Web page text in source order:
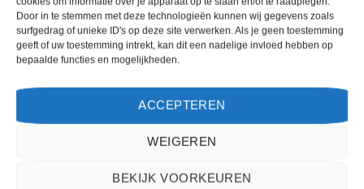
Door in te stemmen met deze technologieën kunnen wij gegevens zoals
surfgedrag of unieke ID's op deze site verwerken. Als je geen toestemming
geeft of uw toestemming intrekt, kan dit een nadelige invloed hebben op
bepaalde functies en mogelijkheden.
ACCEPTEREN
WEIGEREN
BEKIJK VOORKEUREN
Het boeken van een reis via 2Spanje.nl was eenvoudig en duidelijk. De website is
informatie, zoals de prijs, sterren en de locatie.